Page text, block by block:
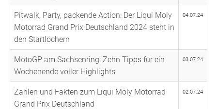
Pitwalk, Party, packende Action: Der Liqui Moly
Motorrad Grand Prix Deutschland 2024 steht in
den Startlöchern
04.07.24
MotoGP am Sachsenring: Zehn Tipps für ein
Wochenende voller Highlights
03.07.24
Zahlen und Fakten zum Liqui Moly Motorrad
Grand Prix Deutschland
02.07.24